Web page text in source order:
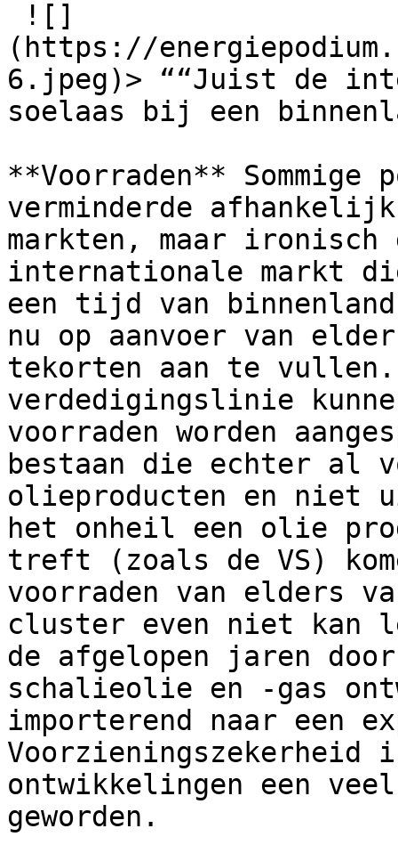
(https://
6.jpeg)> ““Juist de
soelaas bij een
**Voorraden**
verminderde
markten, maar
internationale markt
een tijd van
nu op aanvoer van
tekorten aan te vullen.
verdedigingslinie
voorraden worden
bestaan die echter al
olieproducten en niet
het onheil een olie
treft (zoals de VS)
voorraden van elders
cluster even niet kan
de afgelopen jaren
schalieolie en -gas
importerend naar een
ontwikkelingen een
geworden.